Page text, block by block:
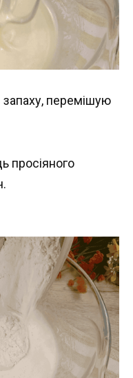
перемішую
просіяного